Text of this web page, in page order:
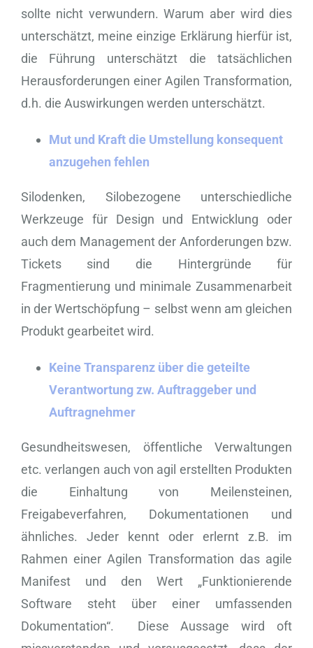
sollte nicht verwundern. Warum aber wird dies
unterschätzt, meine einzige Erklärung hierfür ist,
die Führung unterschätzt die tatsächlichen
Herausforderungen einer Agilen Transformation,
d.h. die Auswirkungen werden unterschätzt.
Mut und Kraft die Umstellung konsequent
anzugehen fehlen
Silodenken, Silobezogene unterschiedliche
Werkzeuge für Design und Entwicklung oder
auch dem Management der Anforderungen bzw.
Tickets sind die Hintergründe für
Fragmentierung und minimale Zusammenarbeit
in der Wertschöpfung – selbst wenn am gleichen
Produkt gearbeitet wird.
Keine Transparenz über die geteilte
Verantwortung zw. Auftraggeber und
Auftragnehmer
Gesundheitswesen, öffentliche Verwaltungen
etc. verlangen auch von agil erstellten Produkten
die Einhaltung von Meilensteinen,
Freigabeverfahren, Dokumentationen und
ähnliches. Jeder kennt oder erlernt z.B. im
Rahmen einer Agilen Transformation das agile
Manifest und den Wert „Funktionierende
Software steht über einer umfassenden
Dokumentation“. Diese Aussage wird oft